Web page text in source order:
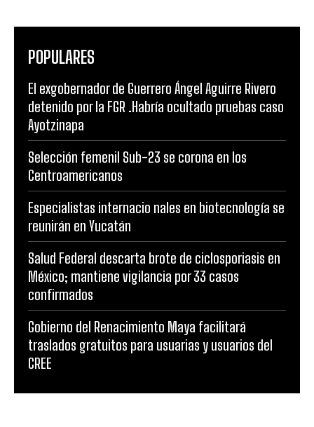
POPULARES
El exgobernador de Guerrero Ángel Aguirre Rivero
detenido por la FGR .Habría ocultado pruebas caso
Ayotzinapa
Selección femenil Sub-23 se corona en los
Centroamericanos
Especialistas internacio nales en biotecnología se
reunirán en Yucatán
Salud Federal descarta brote de ciclosporiasis en
México; mantiene vigilancia por 33 casos
confirmados
Gobierno del Renacimiento Maya facilitará
traslados gratuitos para usuarias y usuarios del
CREE